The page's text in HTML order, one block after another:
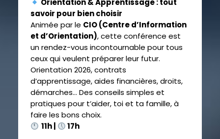
Orientation & Apprentissage : tout
savoir pour bien choisir
Animée par le CIO (Centre d’Information
et d’Orientation), cette conférence est
un rendez-vous incontournable pour tous
ceux qui veulent préparer leur futur.
Orientation 2026, contrats
d’apprentissage, aides financières, droits,
démarches… Des conseils simples et
pratiques pour t’aider, toi et ta famille, à
faire les bons choix.
11h |
17h